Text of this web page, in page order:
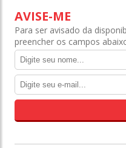
AVISE-ME
Para ser avisado da
preencher os campos